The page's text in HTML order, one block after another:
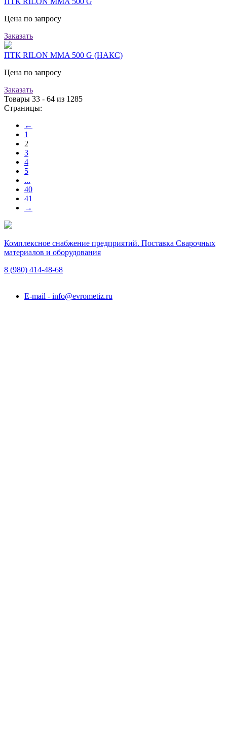
Цена по запросу
Заказать
ПТК RILON MMA 500 G (НАКС)
Цена по запросу
Заказать
Товары 33 - 64 из 1285
Страницы:
←
1
2
3
4
5
...
40
41
→
Комплексное снабжение предприятий. Поставка Сварочных
материалов и оборудования
8 (980) 414-48-68
E-mail - info@evrometiz.ru